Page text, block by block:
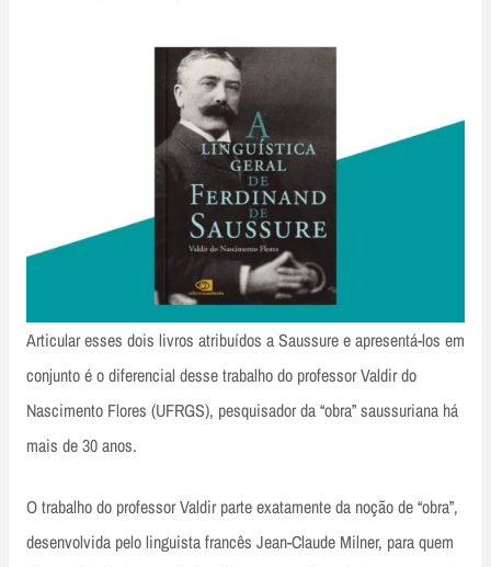
Articular esses dois livros atribuídos a Saussure e apresentá-los em
conjunto é o diferencial desse trabalho do professor Valdir do
Nascimento Flores (UFRGS), pesquisador da “obra” saussuriana há
mais de 30 anos.
O trabalho do professor Valdir parte exatamente da noção de “obra”,
desenvolvida pelo linguista francês Jean-Claude Milner, para quem